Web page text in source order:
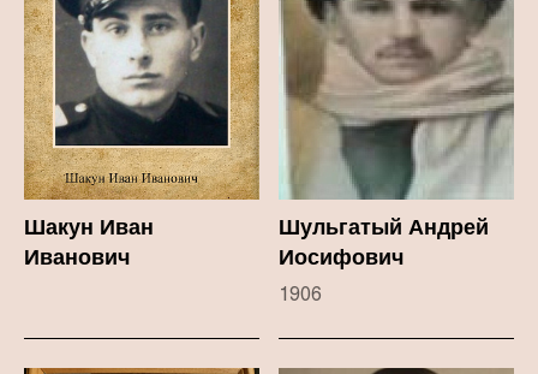
Шакун Иван
Иванович
Шульгатый Андрей
Иосифович
1906